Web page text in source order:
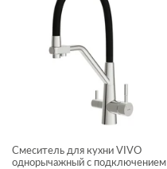
PARVA
PRIME
PRIME BLACK
STAR
Смеситель для кухни VIVO
однорычажный с подключением